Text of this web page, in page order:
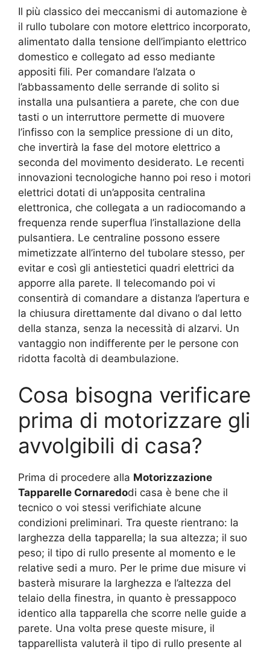
Il più classico dei meccanismi di automazione è
il rullo tubolare con motore elettrico incorporato,
alimentato dalla tensione dell’impianto elettrico
domestico e collegato ad esso mediante
appositi fili. Per comandare l’alzata o
l’abbassamento delle serrande di solito si
installa una pulsantiera a parete, che con due
tasti o un interruttore permette di muovere
l’infisso con la semplice pressione di un dito,
che invertirà la fase del motore elettrico a
seconda del movimento desiderato. Le recenti
innovazioni tecnologiche hanno poi reso i motori
elettrici dotati di un’apposita centralina
elettronica, che collegata a un radiocomando a
frequenza rende superflua l’installazione della
pulsantiera. Le centraline possono essere
mimetizzate all’interno del tubolare stesso, per
evitar e così gli antiestetici quadri elettrici da
apporre alla parete. Il telecomando poi vi
consentirà di comandare a distanza l’apertura e
la chiusura direttamente dal divano o dal letto
della stanza, senza la necessità di alzarvi. Un
vantaggio non indifferente per le persone con
ridotta facoltà di deambulazione.
Cosa bisogna verificare
prima di motorizzare gli
avvolgibili di casa?
Prima di procedere alla Motorizzazione
Tapparelle Cornaredodi casa è bene che il
tecnico o voi stessi verifichiate alcune
condizioni preliminari. Tra queste rientrano: la
larghezza della tapparella; la sua altezza; il suo
peso; il tipo di rullo presente al momento e le
relative sedi a muro. Per le prime due misure vi
basterà misurare la larghezza e l’altezza del
telaio della finestra, in quanto è pressappoco
identico alla tapparella che scorre nelle guide a
parete. Una volta prese queste misure, il
tapparellista valuterà il tipo di rullo presente al